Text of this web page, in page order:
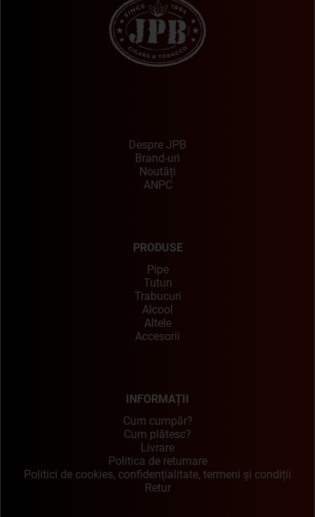
Despre JPB
Brand-uri
Noutăți
ANPC
PRODUSE
Pipe
Tutun
Trabucuri
Alcool
Altele
Accesorii
INFORMAȚII
Cum cumpăr?
Cum plătesc?
Livrare
Politica de returnare
Politici de cookies, confidențialitate, termeni și condiții
Retur